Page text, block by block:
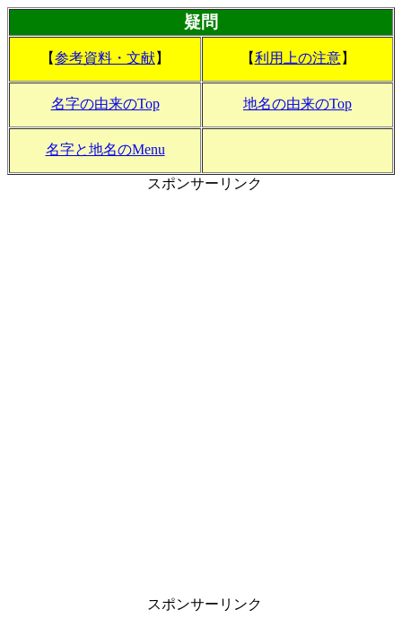
疑問
【参考資料・文献】 【利用上の注意】
名字の由来のTop 地名の由来のTop
名字と地名のMenu
スポンサーリンク
スポンサーリンク